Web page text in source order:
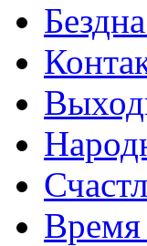
Время